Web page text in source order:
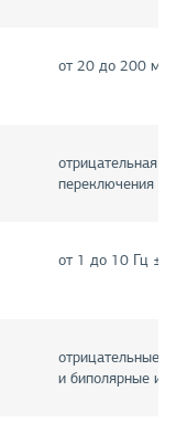
от 20 до 200
отрицательная
переключения
от 1 до 10 Гц ±
отрицательные,
и биполярные